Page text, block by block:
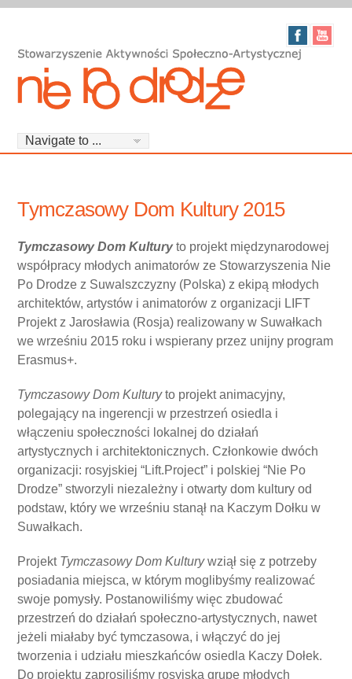
Tymczasowy Dom Kultury 2015
Tymczasowy Dom Kulturyto projekt międzynarodowej
współpracy młodych animatorów ze Stowarzyszenia Nie
Po Drodze z Suwalszczyzny (Polska) z ekipą młodych
architektów, artystów i animatorów z organizacji LIFT
Projekt z Jarosławia (Rosja) realizowany w Suwałkach
we wrześniu 2015 roku i wspierany przez unijny program
Erasmus+.
Tymczasowy Dom Kulturyto projekt animacyjny,
polegający na ingerencji w przestrzeń osiedla i
włączeniu społeczności lokalnej do działań
artystycznych i architektonicznych. Członkowie dwóch
organizacji: rosyjskiej “Lift.Project” i polskiej “Nie Po
Drodze” stworzyli niezależny i otwarty dom kultury od
podstaw, który we wrześniu stanął na Kaczym Dołku w
Suwałkach.
Projekt Tymczasowy Dom Kulturywziął się z potrzeby
posiadania miejsca, w którym moglibyśmy realizować
swoje pomysły. Postanowiliśmy więc zbudować
przestrzeń do działań społeczno-artystycznych, nawet
jeżeli miałaby być tymczasowa, i włączyć do jej
tworzenia i udziału mieszkańców osiedla Kaczy Dołek.
Do projektu zaprosiliśmy rosyjską grupę młodych